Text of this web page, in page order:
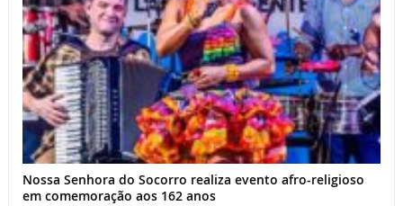
Nossa Senhora do Socorro realiza evento afro-religioso
em comemoração aos 162 anos